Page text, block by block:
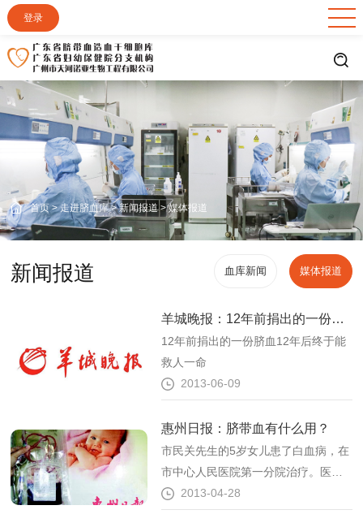
登录
首页>走进脐血库>新闻报道>媒体报道
新闻报道 血库新闻 媒体报道
羊城晚报：12年前捐出的一份脐血12年后终于能救人一命
12年前捐出的一份脐血12年后终于能
救人一命
2013-06-09
惠州日报：脐带血有什么用？
市民关先生的5岁女儿患了白血病，在
市中心人民医院第一分院治疗。医生
诊断，孩子的病情复杂，普通的化疗
无法治愈，需要通过造血干细胞移植
2013-04-28